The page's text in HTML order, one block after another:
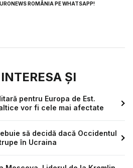
ROMÂNIA PE WHATSAPP!
ȘI
pentru Europa de Est.
vor fi cele mai afectate
să decidă dacă Occidentul
în Ucraina